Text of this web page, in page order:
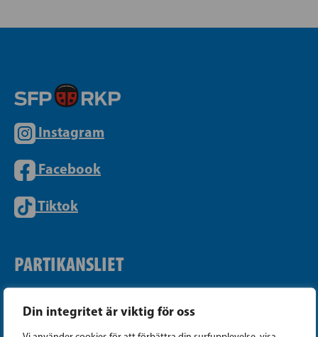
Din integritet är viktig för oss
Instagram
Facebook
Tiktok
PARTIKANSLIET
Telefon (09) 693 070